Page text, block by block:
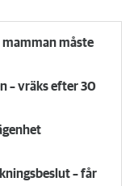
mamman måste
– vräks efter 30
– får